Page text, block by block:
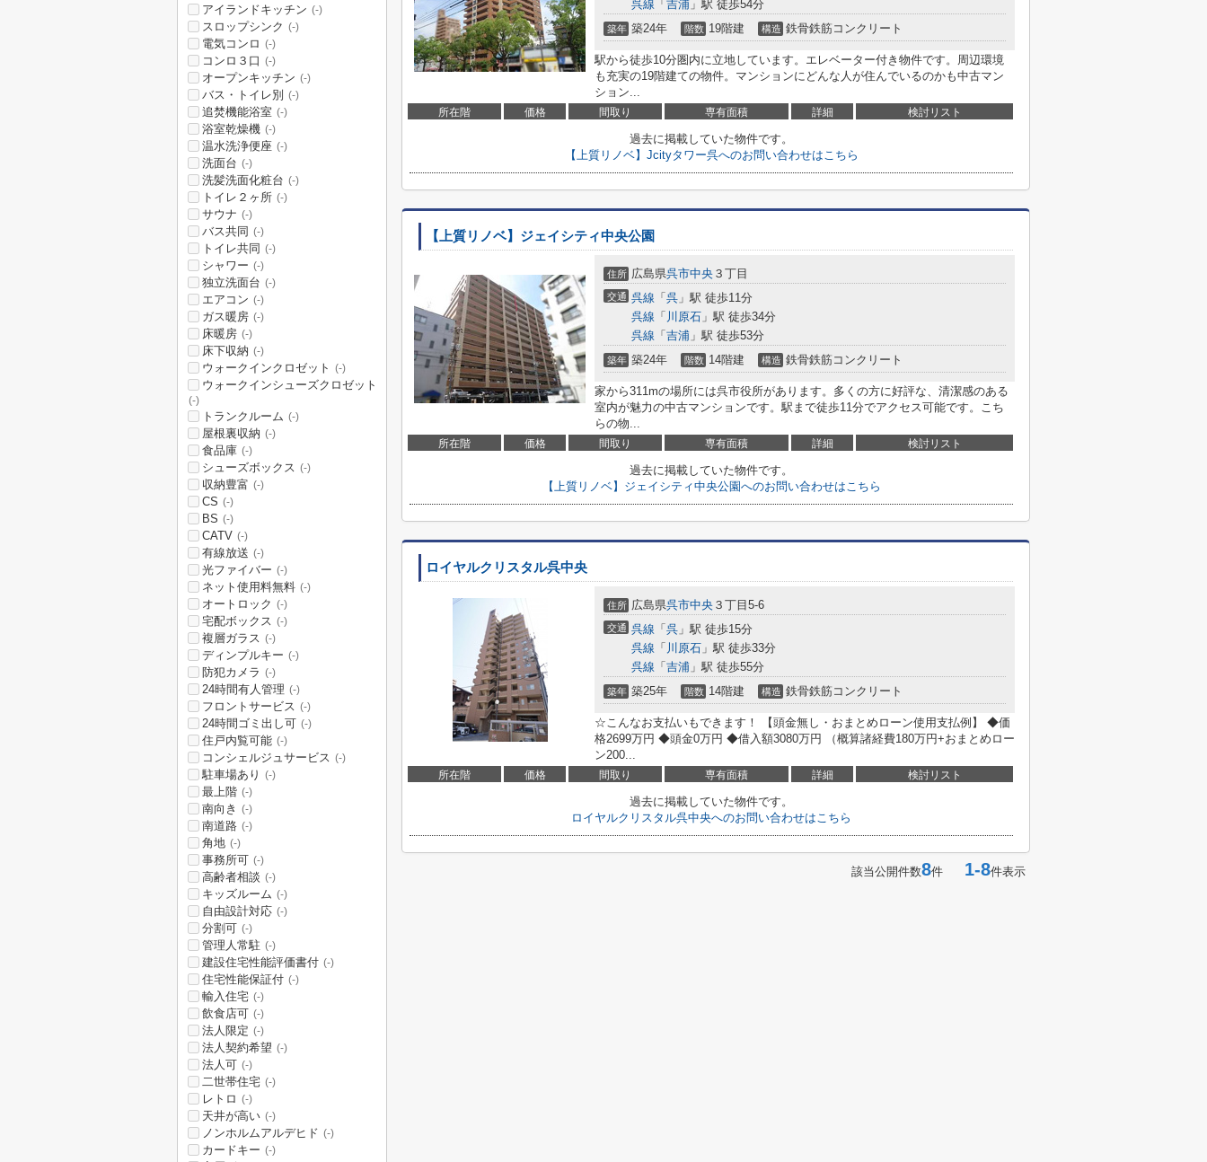
呉線 「 吉浦 」駅 徒歩54分
築年 築24年 階数 19階建 構造 鉄骨鉄筋コンクリート
駅から徒歩10分圏内に立地しています。エレベーター付き物件です。周辺環境
も充実の19階建ての物件。マンションにどんな人が住んでいるのかも中古マン
ション...
所在階 価格 間取り 専有面積 詳細 検討リスト
過去に掲載していた物件です。
【上質リノベ】Jcityタワー呉へのお問い合わせはこちら
【上質リノベ】ジェイシティ中央公園
住所 広島県呉市中央 ３丁目
交通 呉線 「 呉 」駅 徒歩11分
呉線 「 川原石 」駅 徒歩34分
呉線 「 吉浦 」駅 徒歩53分
築年 築24年 階数 14階建 構造 鉄骨鉄筋コンクリート
家から311mの場所には呉市役所があります。多くの方に好評な、清潔感のある
室内が魅力の中古マンションです。駅まで徒歩11分でアクセス可能です。こち
らの物...
所在階 価格 間取り 専有面積 詳細 検討リスト
過去に掲載していた物件です。
【上質リノベ】ジェイシティ中央公園へのお問い合わせはこちら
ロイヤルクリスタル呉中央
住所 広島県呉市中央 ３丁目5-6
交通 呉線 「 呉 」駅 徒歩15分
呉線 「 川原石 」駅 徒歩33分
呉線 「 吉浦 」駅 徒歩55分
築年 築25年 階数 14階建 構造 鉄骨鉄筋コンクリート
☆こんなお支払いもできます！ 【頭金無し・おまとめローン使用支払例】 ◆価
格2699万円 ◆頭金0万円 ◆借入額3080万円 （概算諸経費180万円+おまとめロー
ン200...
所在階 価格 間取り 専有面積 詳細 検討リスト
過去に掲載していた物件です。
ロイヤルクリスタル呉中央へのお問い合わせはこちら
該当公開件数8件 1-8件表示
アイランドキッチン (-)
スロップシンク (-)
電気コンロ (-)
コンロ３口 (-)
オープンキッチン (-)
バス・トイレ別 (-)
追焚機能浴室 (-)
浴室乾燥機 (-)
温水洗浄便座 (-)
洗面台 (-)
洗髪洗面化粧台 (-)
トイレ２ヶ所 (-)
サウナ (-)
バス共同 (-)
トイレ共同 (-)
シャワー (-)
独立洗面台 (-)
エアコン (-)
ガス暖房 (-)
床暖房 (-)
床下収納 (-)
ウォークインクロゼット (-)
ウォークインシューズクロゼット
(-)
トランクルーム (-)
屋根裏収納 (-)
食品庫 (-)
シューズボックス (-)
収納豊富 (-)
CS (-)
BS (-)
CATV (-)
有線放送 (-)
光ファイバー (-)
ネット使用料無料 (-)
オートロック (-)
宅配ボックス (-)
複層ガラス (-)
ディンプルキー (-)
防犯カメラ (-)
24時間有人管理 (-)
フロントサービス (-)
24時間ゴミ出し可 (-)
住戸内覧可能 (-)
コンシェルジュサービス (-)
駐車場あり (-)
最上階 (-)
南向き (-)
南道路 (-)
角地 (-)
事務所可 (-)
高齢者相談 (-)
キッズルーム (-)
自由設計対応 (-)
分割可 (-)
管理人常駐 (-)
建設住宅性能評価書付 (-)
住宅性能保証付 (-)
輸入住宅 (-)
飲食店可 (-)
法人限定 (-)
法人契約希望 (-)
法人可 (-)
二世帯住宅 (-)
レトロ (-)
天井が高い (-)
ノンホルムアルデヒド (-)
カードキー (-)